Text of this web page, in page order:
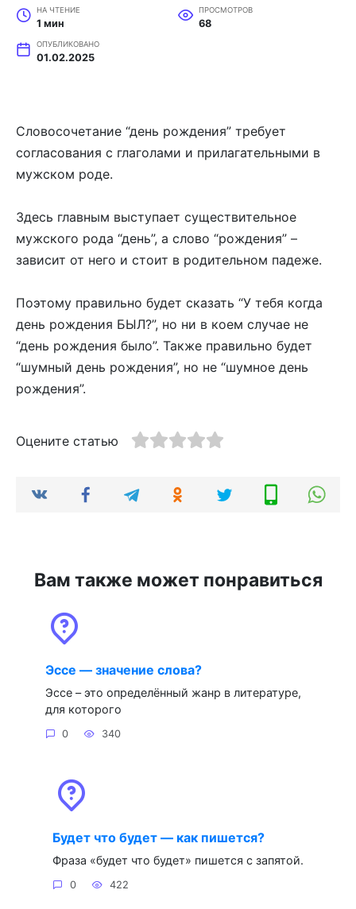
НА ЧТЕНИЕ
1 мин
ПРОСМОТРОВ
68
ОПУБЛИКОВАНО
01.02.2025
Словосочетание “день рождения” требует
согласования с глаголами и прилагательными в
мужском роде.
Здесь главным выступает существительное
мужского рода “день”, а слово “рождения” –
зависит от него и стоит в родительном падеже.
Поэтому правильно будет сказать “У тебя когда
день рождения БЫЛ?”, но ни в коем случае не
“день рождения было”. Также правильно будет
“шумный день рождения”, но не “шумное день
рождения”.
Оцените статью
Вам также может понравиться
Эссе — значение слова?
Эссе – это определённый жанр в литературе,
для которого
0 340
Будет что будет — как пишется?
Фраза «будет что будет» пишется с запятой.
0 422